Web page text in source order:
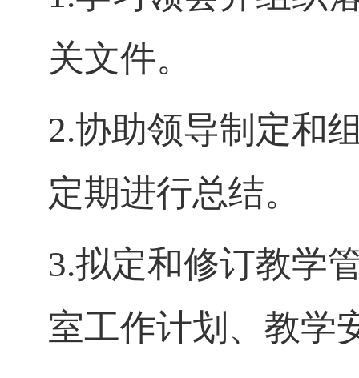
关文件。
2.协助领导制定和
定期进行总结。
3.拟定和修订教学
室工作计划、教学